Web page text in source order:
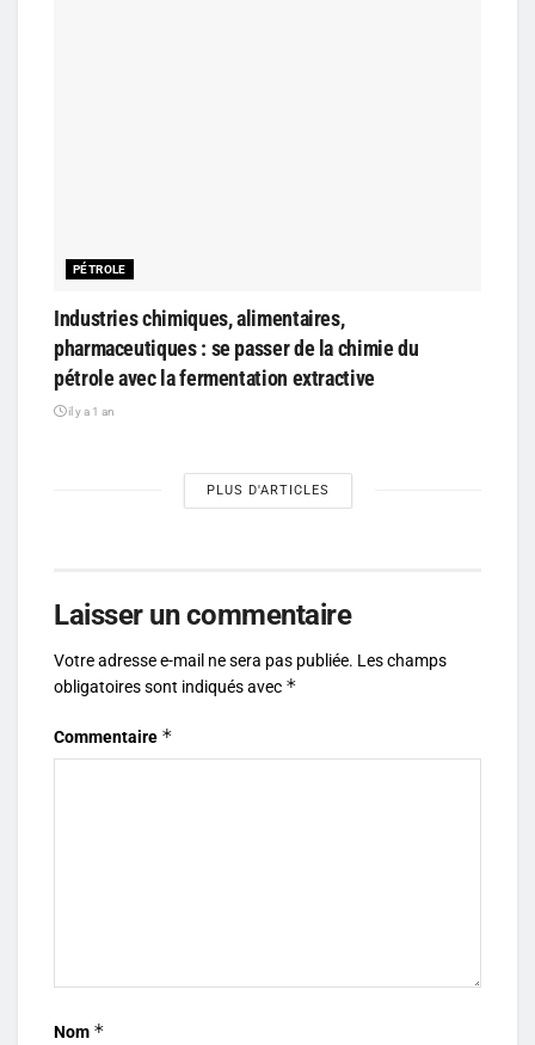
PÉTROLE
Industries chimiques, alimentaires,
pharmaceutiques : se passer de la chimie du
pétrole avec la fermentation extractive
il y a 1 an
PLUS D'ARTICLES
Laisser un commentaire
Votre adresse e-mail ne sera pas publiée. Les champs
obligatoires sont indiqués avec *
Commentaire *
Nom *